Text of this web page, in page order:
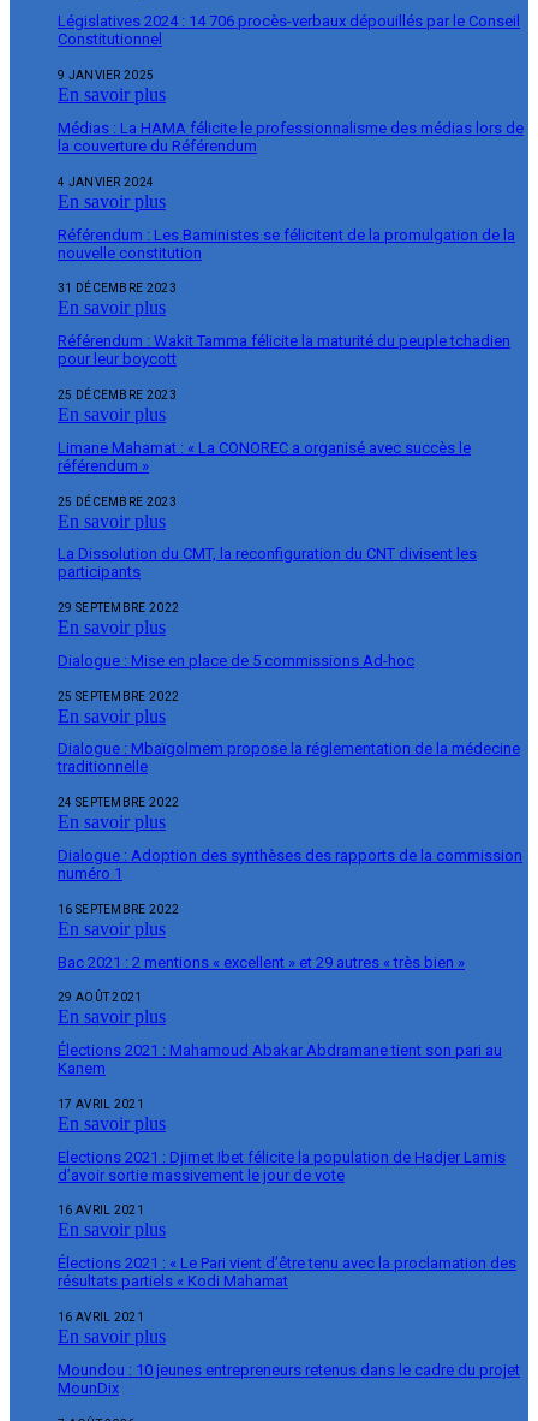
Législatives 2024 : 14 706 procès-verbaux dépouillés par le Conseil
Constitutionnel
9 JANVIER 2025
En savoir plus
Médias : La HAMA félicite le professionnalisme des médias lors de
la couverture du Référendum
4 JANVIER 2024
En savoir plus
Référendum : Les Baministes se félicitent de la promulgation de la
nouvelle constitution
31 DÉCEMBRE 2023
En savoir plus
Référendum : Wakit Tamma félicite la maturité du peuple tchadien
pour leur boycott
25 DÉCEMBRE 2023
En savoir plus
Limane Mahamat : « La CONOREC a organisé avec succès le
référendum »
25 DÉCEMBRE 2023
En savoir plus
La Dissolution du CMT, la reconfiguration du CNT divisent les
participants
29 SEPTEMBRE 2022
En savoir plus
Dialogue : Mise en place de 5 commissions Ad-hoc
25 SEPTEMBRE 2022
En savoir plus
Dialogue : Mbaïgolmem propose la réglementation de la médecine
traditionnelle
24 SEPTEMBRE 2022
En savoir plus
Dialogue : Adoption des synthèses des rapports de la commission
numéro 1
16 SEPTEMBRE 2022
En savoir plus
Bac 2021 : 2 mentions « excellent » et 29 autres « très bien »
29 AOÛT 2021
En savoir plus
Élections 2021 : Mahamoud Abakar Abdramane tient son pari au
Kanem
17 AVRIL 2021
En savoir plus
Elections 2021 : Djimet Ibet félicite la population de Hadjer Lamis
d’avoir sortie massivement le jour de vote
16 AVRIL 2021
En savoir plus
Élections 2021 : « Le Pari vient d’être tenu avec la proclamation des
résultats partiels « Kodi Mahamat
16 AVRIL 2021
En savoir plus
Moundou : 10 jeunes entrepreneurs retenus dans le cadre du projet
MounDix